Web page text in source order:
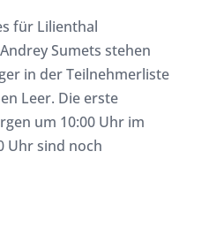
für Lilienthal
Sumets stehen
in der Teilnehmerliste
Leer. Die erste
um 10:00 Uhr im
Uhr sind noch